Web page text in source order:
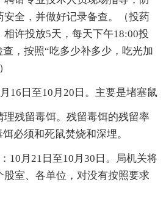
安全，并做好记录备查。（投药
许投放5天，每天下午18:00投
，按照“吃多少补多少，吃光加
日至10月20日。主要是堵塞鼠
残留毒饵。残留毒饵的残留率
必须和死鼠焚烧和深埋。
月21日至10月30日。局机关将
室、各单位，对没有按照要求